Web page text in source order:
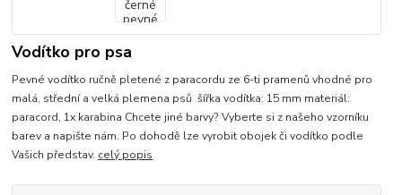
Vodítko pro psa
Pevné vodítko ručně pletené z paracordu ze 6-ti pramenů vhodné pro
malá, střední a velká plemena psů šířka vodítka: 15 mm materiál:
paracord, 1x karabina Chcete jiné barvy? Vyberte si z našeho vzorníku
barev a napište nám. Po dohodě lze vyrobit obojek či vodítko podle
Vašich představ. celý popis